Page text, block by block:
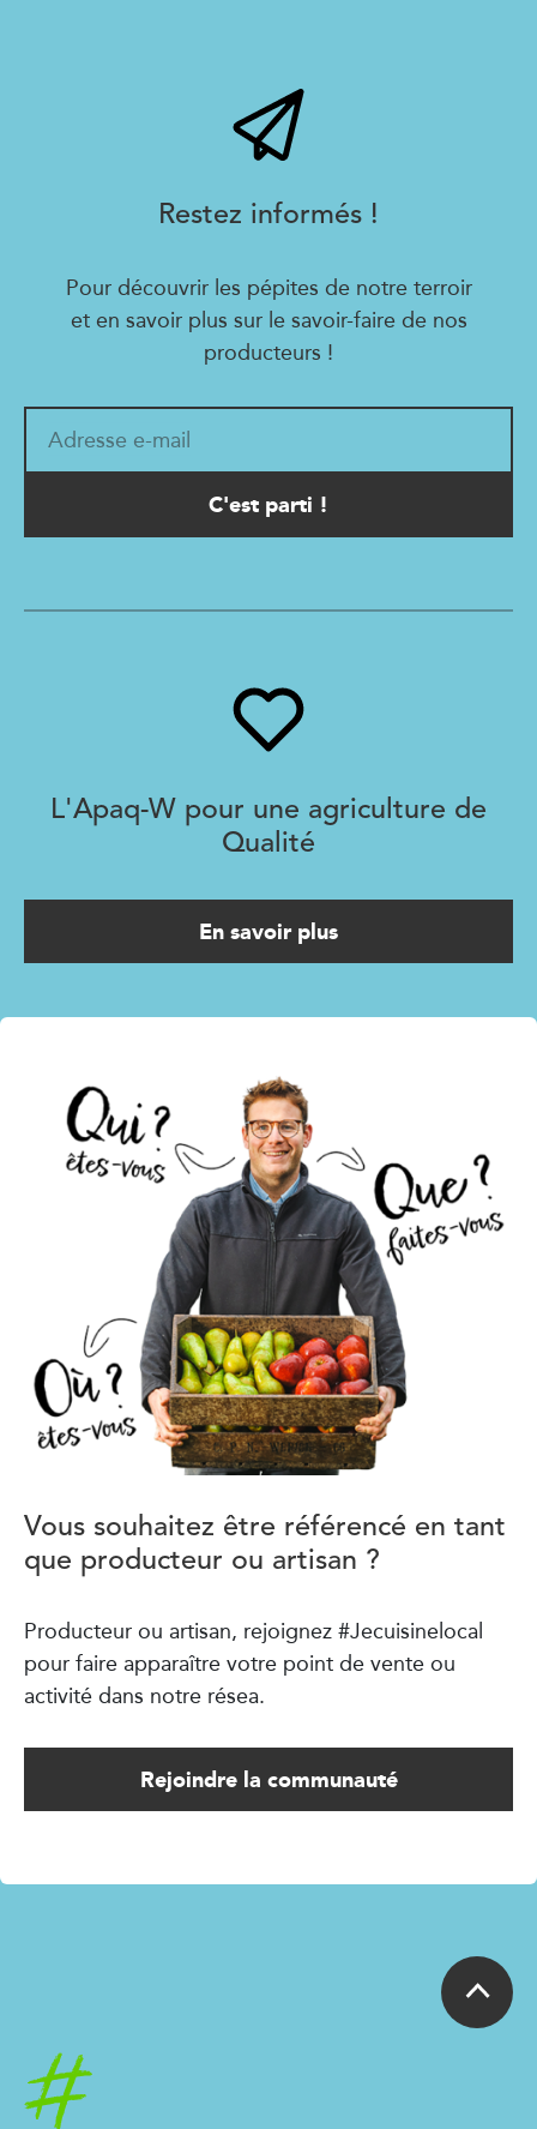
Restez informés !
Pour découvrir les pépites de notre terroir
et en savoir plus sur le savoir-faire de nos
producteurs !
Adresse e-mail
L'Apaq-W pour une agriculture de
Qualité
En savoir plus
Vous souhaitez être référencé en tant
que producteur ou artisan ?
Producteur ou artisan, rejoignez #Jecuisinelocal
pour faire apparaître votre point de vente ou
activité dans notre résea.
Rejoindre la communauté
Accueil